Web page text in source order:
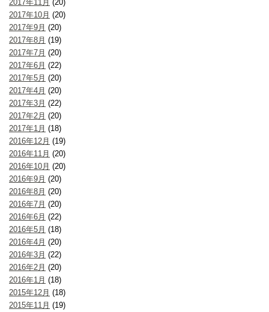
2017年11月 (20)
2017年10月 (20)
2017年9月 (20)
2017年8月 (19)
2017年7月 (20)
2017年6月 (22)
2017年5月 (20)
2017年4月 (20)
2017年3月 (22)
2017年2月 (20)
2017年1月 (18)
2016年12月 (19)
2016年11月 (20)
2016年10月 (20)
2016年9月 (20)
2016年8月 (20)
2016年7月 (20)
2016年6月 (22)
2016年5月 (18)
2016年4月 (20)
2016年3月 (22)
2016年2月 (20)
2016年1月 (18)
2015年12月 (18)
2015年11月 (19)